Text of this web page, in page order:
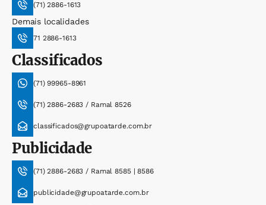
(71) 2886-1613
Demais localidades
71 2886-1613
Classificados
(71) 99965-8961
(71) 2886-2683 / Ramal 8526
classificados@grupoatarde.com.br
Publicidade
(71) 2886-2683 / Ramal 8585 | 8586
publicidade@grupoatarde.com.br